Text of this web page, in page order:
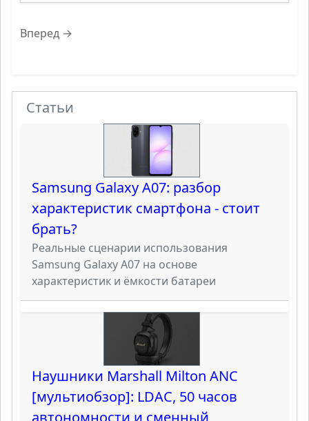
Вперед →
Статьи
Samsung Galaxy A07: разбор
характеристик смартфона - стоит
брать?
Реальные сценарии использования
Samsung Galaxy A07 на основе
характеристик и ёмкости батареи
Наушники Marshall Milton ANC
[мультиобзор]: LDAC, 50 часов
автономности и сменный